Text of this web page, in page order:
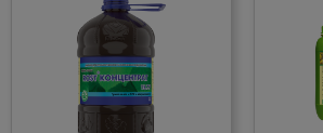
Rost®Концентрат 5.5.5
Органо-мінеральне
добриво